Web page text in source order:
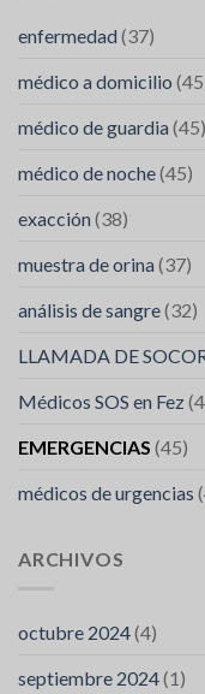
enfermedad (37)
médico a domicilio
médico de guardia (45)
médico de noche(45)
exacción (38)
muestra de orina (37)
análisis de sangre(32)
LLAMADA DE
Médicos SOS en Fez
EMERGENCIAS (45)
médicos de urgencias
ARCHIVOS
octubre 2024(4)
septiembre 2024(1)